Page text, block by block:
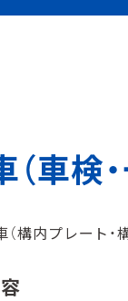
⾞検
構内プレート・